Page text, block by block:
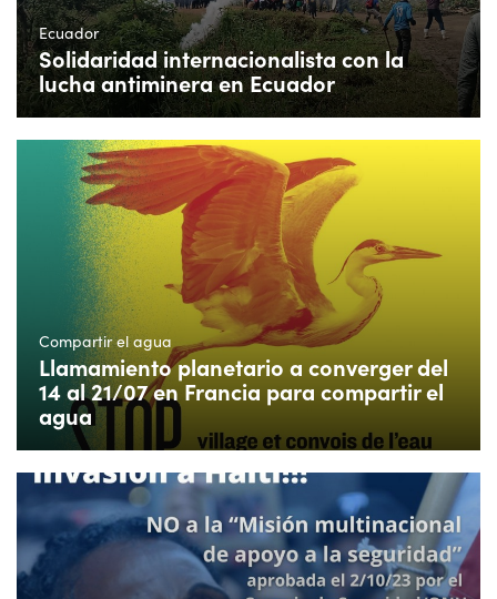
Ecuador
Solidaridad internacionalista con la
lucha antiminera en Ecuador
Compartir el agua
Llamamiento planetario a converger del
14 al 21/07 en Francia para compartir el
agua